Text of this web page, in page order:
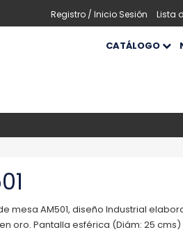
Registro / Inicio Sesión Lista
CATÁLOGO
mesa AM501, diseño Industrial
oro. Pantalla esférica (Diám: 25